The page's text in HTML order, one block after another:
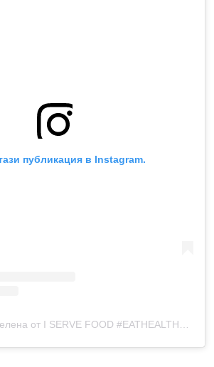
публикация в Instagram.
Публикация, споделена от I SERVE FOOD #EATHEALTHY (@mariah_mylove)